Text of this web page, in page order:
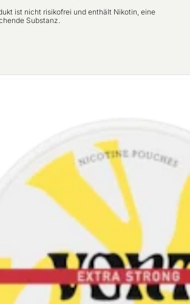
ist nicht risikofrei und enthält Nikotin, eine
Substanz.